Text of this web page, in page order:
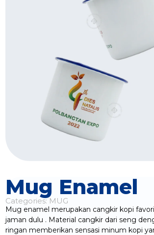
Mug Enamel
Categories:MUG
Mug enamel merupakan cangkir kopi
jaman dulu . Material cangkir dari seng
ringan memberikan sensasi minum kopi